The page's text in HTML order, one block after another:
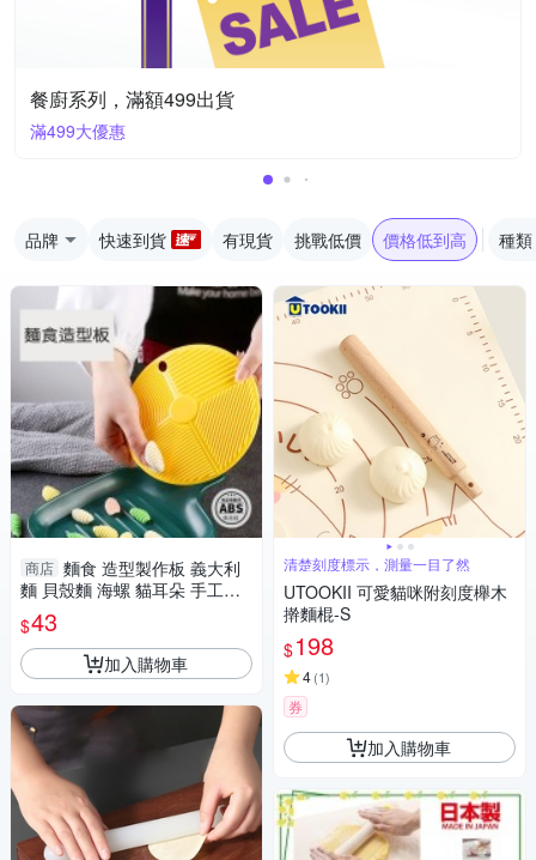
餐廚系列，滿額499出貨
滿499大優惠
品牌 快速到貨 有現貨 挑戰低價 價格低到高 種類
商店 麵食 造型製作板 義大利
麵 貝殼麵 海螺 貓耳朵 手工麵
搓麵模具
$43
加入購物車
清楚刻度標示，測量一目了然
UTOOKII 可愛貓咪附刻度櫸木
擀麵棍-S
$198
4(1)
券
加入購物車